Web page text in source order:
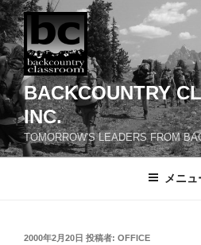
コ
ン
テ
ン
ツ
へ
ス
キ
ッ
BACKCOUNTRY
INC.
TOMORROW'S LEADERS FROM
メニュ
投
2000年2月20日 投稿者: OFFICE